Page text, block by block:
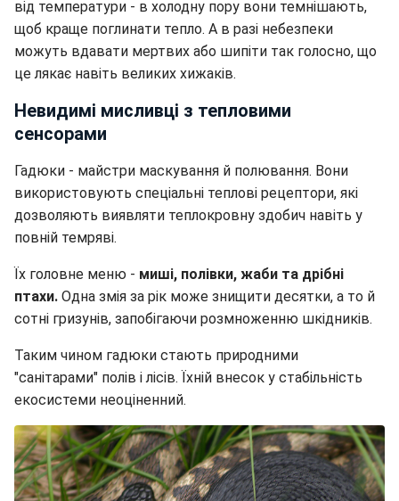
від температури - в холодну пору вони темнішають,
щоб краще поглинати тепло. А в разі небезпеки
можуть вдавати мертвих або шипіти так голосно, що
це лякає навіть великих хижаків.
Невидимі мисливці з тепловими
сенсорами
Гадюки - майстри маскування й полювання. Вони
використовують спеціальні теплові рецептори, які
дозволяють виявляти теплокровну здобич навіть у
повній темряві.
Їх головне меню - миші, полівки, жаби та дрібні
птахи. Одна змія за рік може знищити десятки, а то й
сотні гризунів, запобігаючи розмноженню шкідників.
Таким чином гадюки стають природними
"санітарами" полів і лісів. Їхній внесок у стабільність
екосистеми неоціненний.